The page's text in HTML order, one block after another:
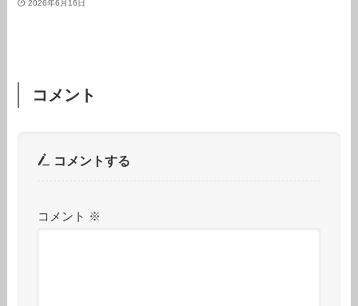
2026年6月16日
コメント
コメントする
コメント ※